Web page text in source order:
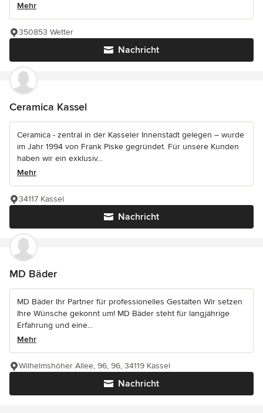
Mehr
Nachricht
350853 Wetter
Ceramica Kassel
Ceramica - zentral in der Kasseler Innenstadt gelegen – wurde
im Jahr 1994 von Frank Piske gegründet. Für unsere Kunden
haben wir ein exklusiv...
Mehr
Nachricht
34117 Kassel
MD Bäder
MD Bäder Ihr Partner für professionelles Gestalten Wir setzen
Ihre Wünsche gekonnt um! MD Bäder steht für langjährige
Erfahrung und eine...
Mehr
Nachricht
Wilhelmshöher Allee, 96, 96, 34119 Kassel